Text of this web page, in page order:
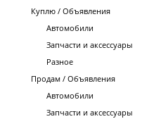
Куплю / Объявления
Автомобили
Запчасти и аксессуары
Разное
Продам / Объявления
Автомобили
Запчасти и аксессуары